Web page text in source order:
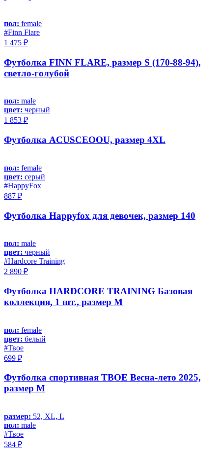
пол: female
#Finn Flare
1 475 ₽
Футболка FINN FLARE, размер S (170-88-94),
светло-голубой
пол: male
цвет: черный
1 853 ₽
Футболка ACUSCEOOU, размер 4XL
пол: female
цвет: серый
#HappyFox
887 ₽
Футболка Happyfox для девочек, размер 140
пол: male
цвет: черный
#Hardcore Training
2 890 ₽
Футболка HARDCORE TRAINING Базовая
коллекция, 1 шт., размер M
пол: female
цвет: белый
#Твое
699 ₽
Футболка спортивная ТВОЕ Весна-лето 2025,
размер M
размер: 52, XL, L
пол: male
#Твое
584 ₽